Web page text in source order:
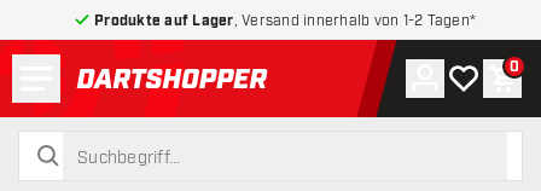
Produkte auf Lager , Versand innerhalb von 1-2 Tagen*
zurück zur Startseite
suchen
suchen
Konto
Meine 0